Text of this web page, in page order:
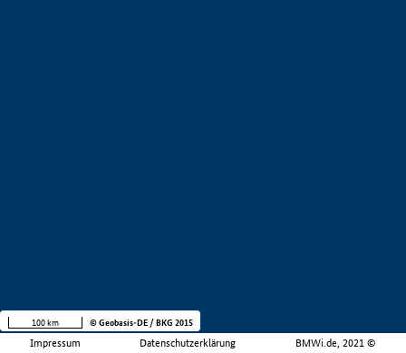
Impressum Datenschutzerklärung BMWi.de, 2021 ©
100 km © Geobasis-DE / BKG 2015